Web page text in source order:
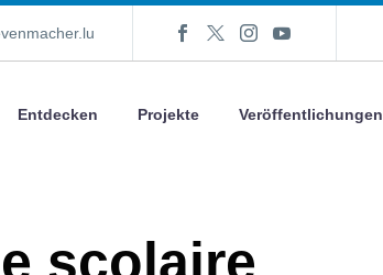
Entdecken Projekte Veröffentlichungen
scolaire